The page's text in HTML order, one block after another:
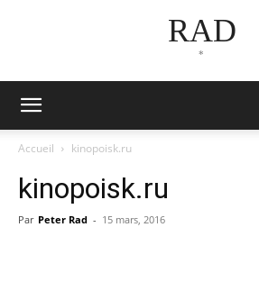
RAD
*
Accueil kinopoisk.ru
kinopoisk.ru
Par Peter Rad - 15 mars, 2016